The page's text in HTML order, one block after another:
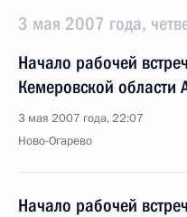
3 мая 2007 года,
Начало рабочей
Кемеровской области
3 мая 2007 года, 22:07
Ново-Огарево
Начало рабочей